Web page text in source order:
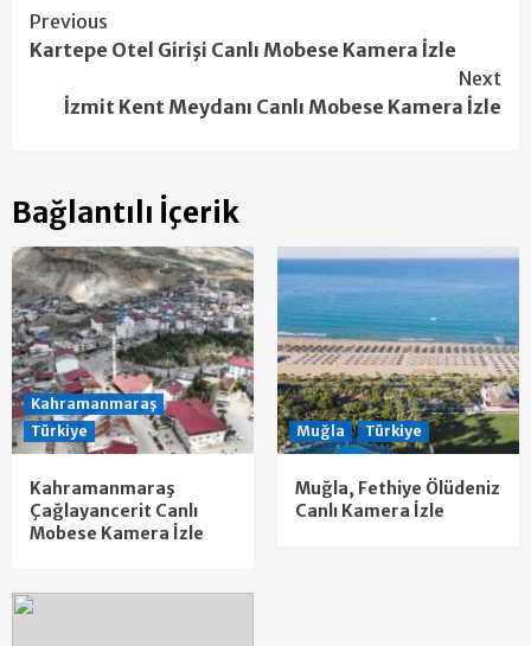
Continue
Reading
Previous
Kartepe Otel Girişi Canlı Mobese Kamera İzle
Next
İzmit Kent Meydanı Canlı Mobese Kamera İzle
Bağlantılı İçerik
Kahramanmaraş
Türkiye
Kahramanmaraş
Çağlayancerit Canlı
Mobese Kamera İzle
Muğla Türkiye
Muğla, Fethiye Ölüdeniz
Canlı Kamera İzle